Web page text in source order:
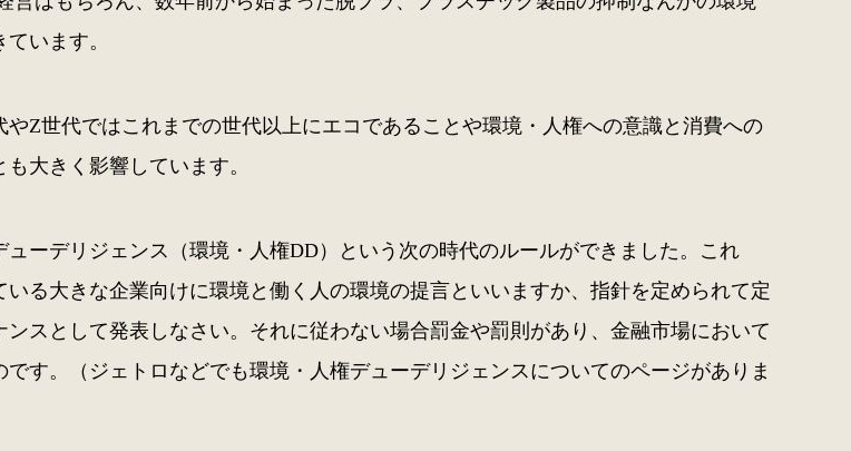
います。
やZ世代ではこれまでの世代以上にエコであることや環境・人権への意識と消費への
大きく影響しています。
ーデリジェンス（環境・人権DD）という次の時代のルールができました。これ
る大きな企業向けに環境と働く人の環境の提言といいますか、指針を定められて定
スとして発表しなさい。それに従わない場合罰金や罰則があり、金融市場において
です。（ジェトロなどでも環境・人権デューデリジェンスについてのページがありま